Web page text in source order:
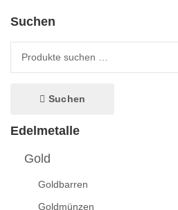
Suchen
Suchen
Edelmetalle
Gold
Goldbarren
Goldmünzen